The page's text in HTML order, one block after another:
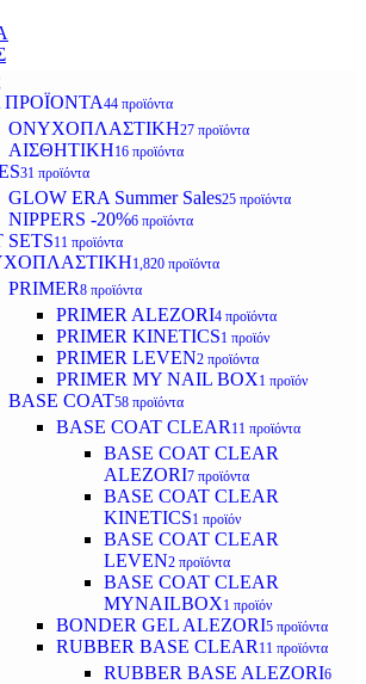
44 προϊόντα
ΟΝΥΧΟΠΛΑΣΤΙΚΗ27 προϊόντα
ΑΙΣΘΗΤΙΚΗ16 προϊόντα
31 προϊόντα
GLOW ERA Summer Sales25 προϊόντα
NIPPERS -20%6 προϊόντα
SETS11 προϊόντα
1,820 προϊόντα
PRIMER8 προϊόντα
PRIMER ALEZORI4 προϊόντα
PRIMER KINETICS1 προϊόν
PRIMER LEVEN2 προϊόντα
PRIMER MY NAIL BOX1 προϊόν
BASE COAT58 προϊόντα
BASE COAT CLEAR 11 προϊόντα
BASE COAT CLEAR
ALEZORI7 προϊόντα
BASE COAT CLEAR
KINETICS1 προϊόν
BASE COAT CLEAR
LEVEN2 προϊόντα
BASE COAT CLEAR
MYNAILBOX1 προϊόν
BONDER GEL ALEZORI5 προϊόντα
RUBBER BASE CLEAR 11 προϊόντα
RUBBER BASE ALEZORI6